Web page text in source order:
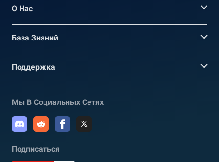
О Нас
База Знаний
Поддержка
Мы В Социальных Сетях
Подписаться